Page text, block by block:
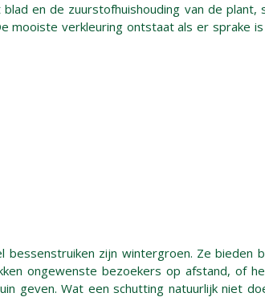
en de zuurstofhuishouding van de plant,
mooiste verkleuring ontstaat als er sprake
zijn wintergroen. Ze bieden
ongewenste bezoekers op afstand, of
geven. Wat een schutting natuurlijk niet